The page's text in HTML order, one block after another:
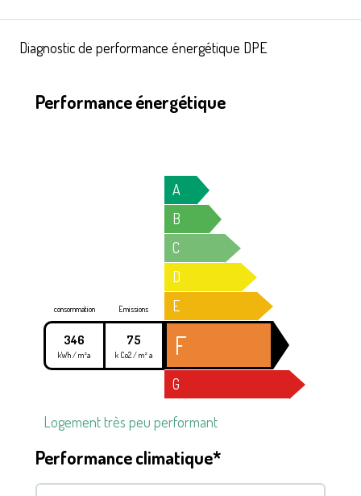
Diagnostic de performance énergétique DPE
Performance énergétique
A
B
C
D
E
consommation
346
kWh / m²a
Emissions
75
k Co2 / m² a F
G
Logement très peu performant
Performance climatique*